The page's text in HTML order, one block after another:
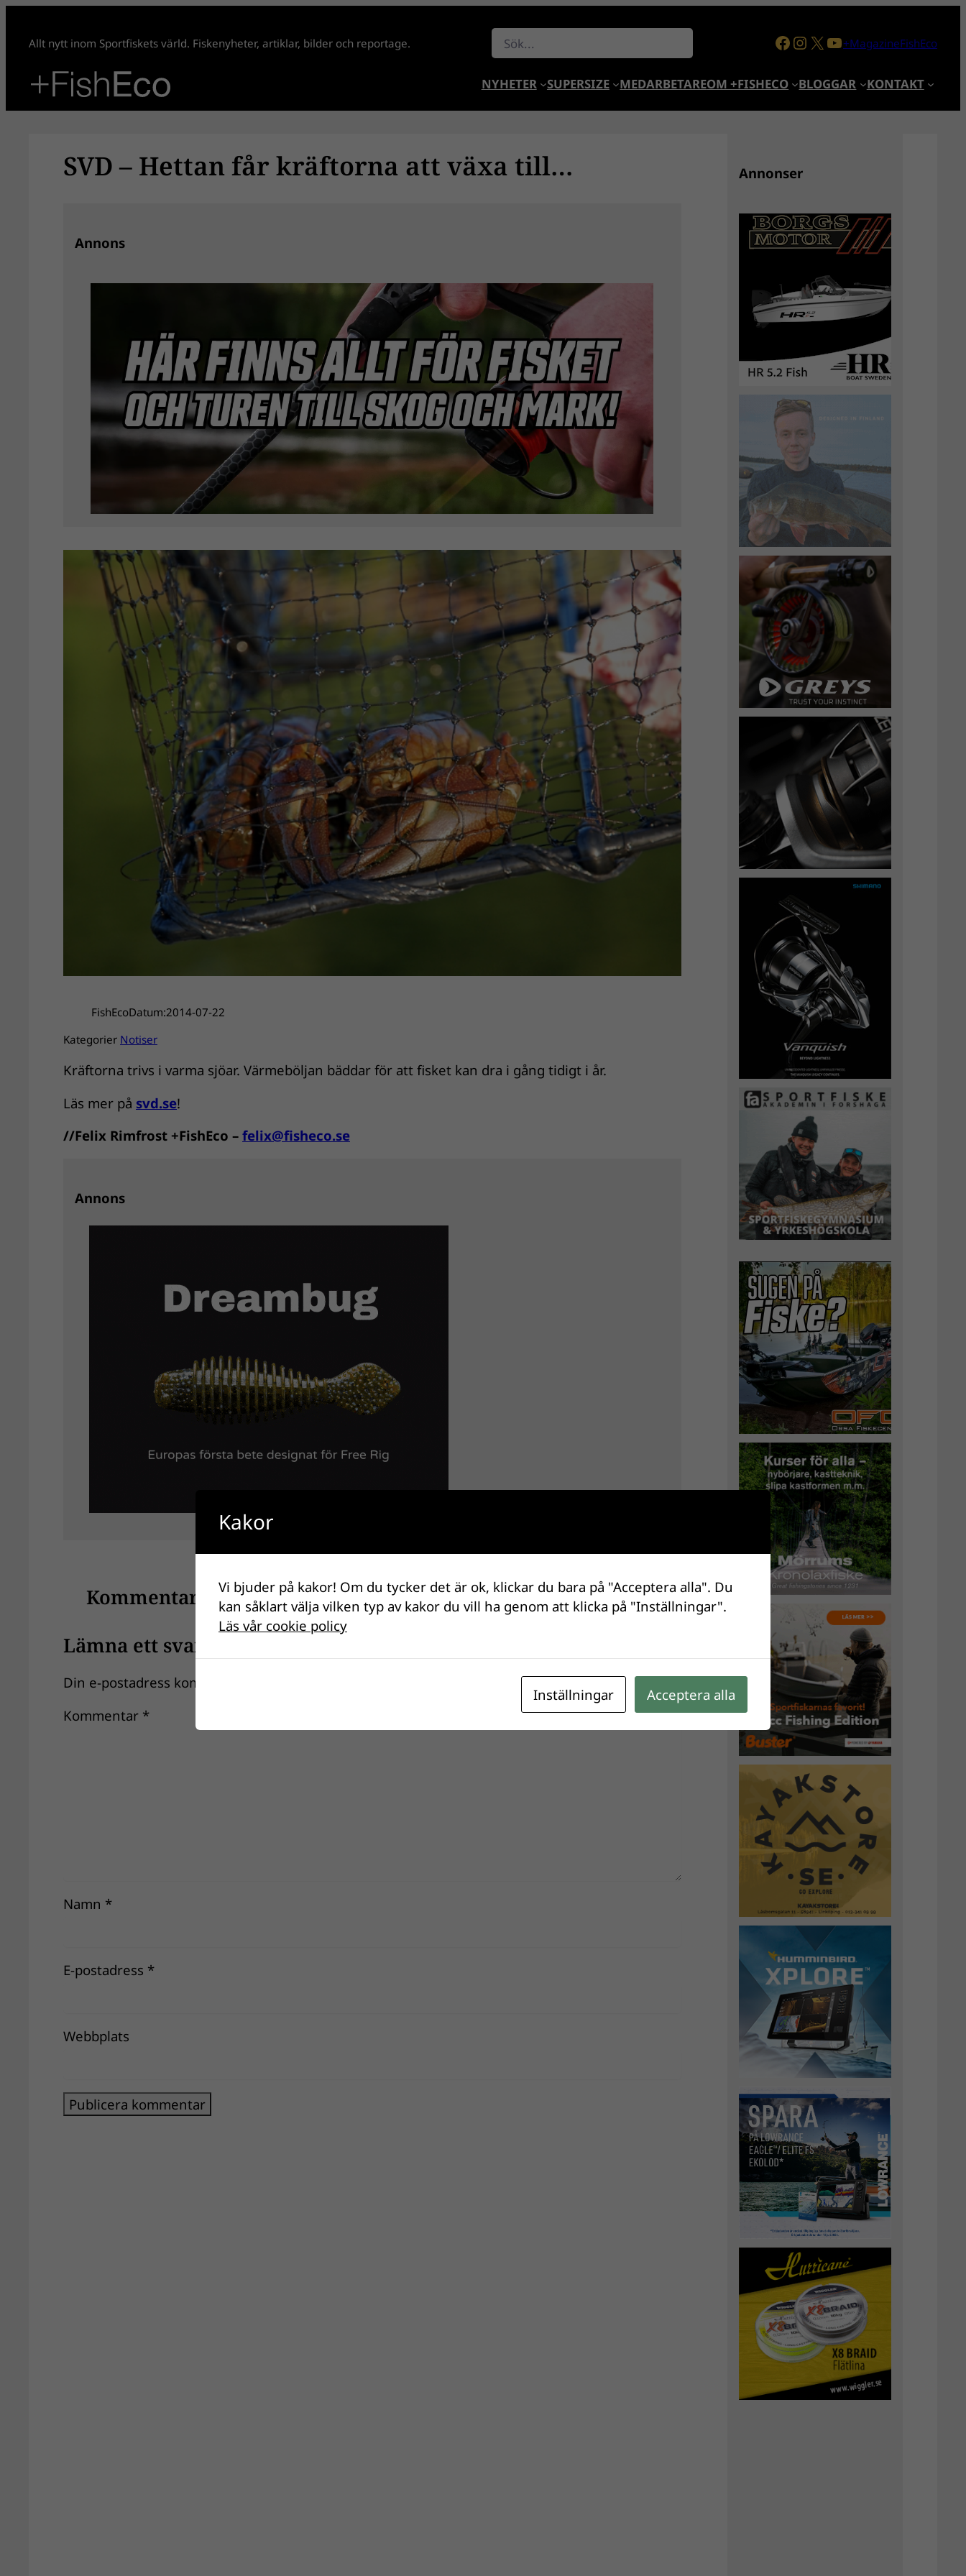
innehåll
Allt nytt inom Sportfiskets värld. Fiskenyheter, artiklar, bilder och reportage. Sök Facebook
Instagram
X YouTube
+MagazineFishEco
NYHETER SUPERSIZE MEDARBETAREOM +FISHECO BLOGGAR KONTAKT
SVD – Hettan får kräftorna att växa till…
Annons
FishEcoDatum:2014-07-22
Kategorier Notiser
Kräftorna trivs i varma sjöar. Värmeböljan bäddar för att fisket kan dra i gång tidigt i år.
Läs mer på svd.se!
//Felix Rimfrost +FishEco – felix@fisheco.se
Annons
Kommentarer
Lämna ett svar
Din e-postadress kommer inte publiceras.
Kommentar *
Namn *
E-postadress *
Webbplats
Annonser
Kakor
Vi bjuder på kakor! Om du tycker det är ok, klickar du bara på "Acceptera alla". Du
kan såklart välja vilken typ av kakor du vill ha genom att klicka på "Inställningar".
Läs vår cookie policy
Inställningar Acceptera alla